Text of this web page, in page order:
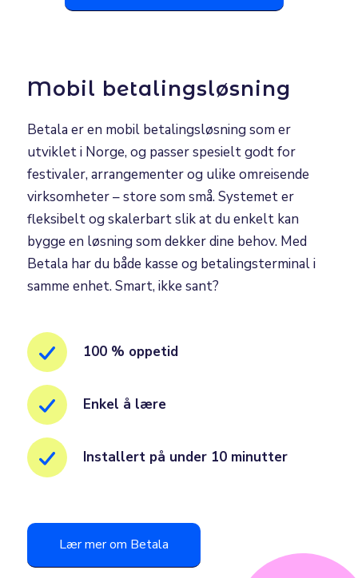
Mobil betalingsløsning
Betala er en mobil betalingsløsning som er
utviklet i Norge, og passer spesielt godt for
festivaler, arrangementer og ulike omreisende
virksomheter – store som små. Systemet er
fleksibelt og skalerbart slik at du enkelt kan
bygge en løsning som dekker dine behov. Med
Betala har du både kasse og betalingsterminal i
samme enhet. Smart, ikke sant?
100 % oppetid
Enkel å lære
Installert på under 10 minutter
Lær mer om Betala